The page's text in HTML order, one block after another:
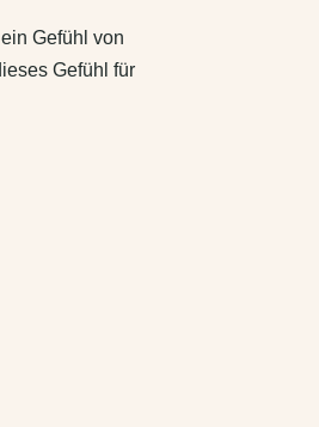
Gefühl von
Gefühl für